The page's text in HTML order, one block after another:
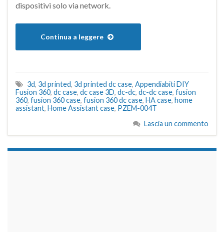
dispositivi solo via network.
Continua a leggere
3d, 3d printed, 3d printed dc case, Appendiabiti DIY
Fusion 360, dc case, dc case 3D, dc-dc, dc-dc case, fusion
360, fusion 360 case, fusion 360 dc case, HA case, home
assistant, Home Assistant case, PZEM-004T
Lascia un commento